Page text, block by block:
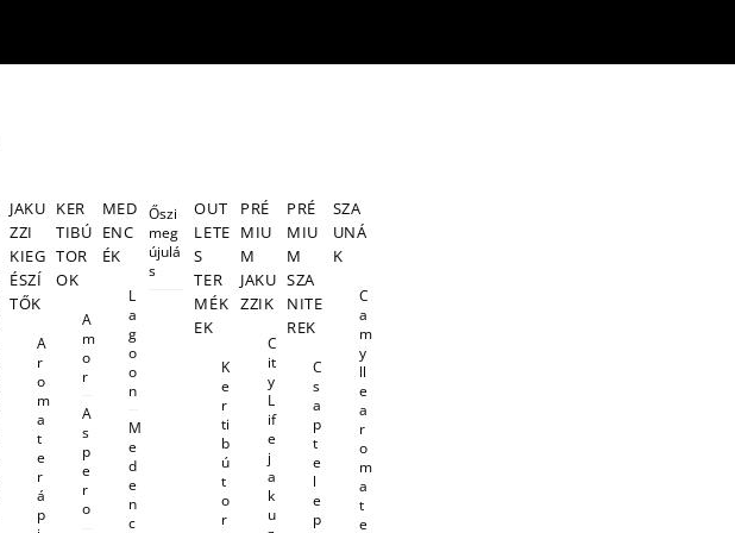
JAKU
ZZI
KIEG
ÉSZÍ
TŐK
A
r
o
m
a
t
e
r
á
p
KER
TIBÚ
TOR
OK
A
m
o
r
A
s
p
e
r
o
MED
ENC
ÉK
L
a
g
o
o
n
M
e
d
e
n
c
Őszi
meg
újulá
s
OUT
LETE
S
TER
MÉK
EK
K
e
r
ti
b
ú
t
o
r
PRÉ
MIU
M
JAKU
ZZIK
C
it
y
L
if
e
j
a
k
u
PRÉ
MIU
M
SZA
NITE
REK
C
s
a
p
t
e
l
e
p
SZA
UNÁ
K
C
a
m
y
ll
e
a
r
o
m
a
t
e